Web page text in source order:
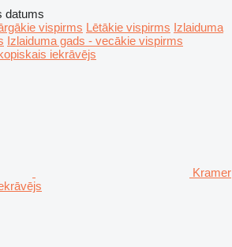
datums
vispirms Lētākie vispirms Izlaiduma
Izlaiduma gads - vecākie vispirms
Kramer